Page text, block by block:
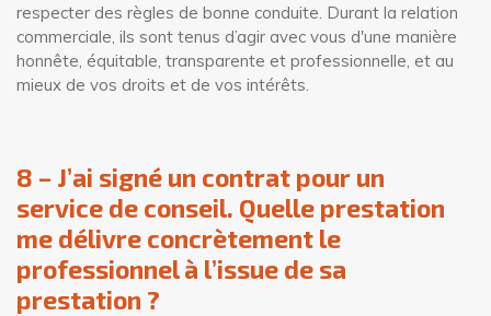
respecter des règles de bonne conduite. Durant la relation
commerciale, ils sont tenus d’agir avec vous d'une manière
honnête, équitable, transparente et professionnelle, et au
mieux de vos droits et de vos intérêts.
8 – J’ai signé un contrat pour un
service de conseil. Quelle prestation
me délivre concrètement le
professionnel à l’issue de sa
prestation ?